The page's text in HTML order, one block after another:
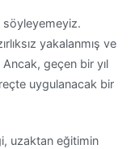
söyleyemeyiz.
yakalanmış ve
geçen bir yıl
uygulanacak bir
uzaktan eğitimin